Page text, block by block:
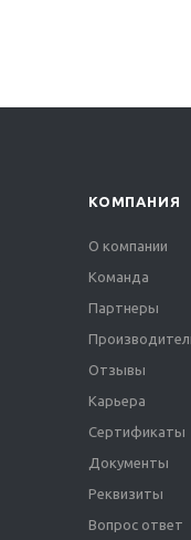
КОМПАНИЯ
О компании
Команда
Партнеры
Отзывы
Карьера
Сертификаты
Документы
Реквизиты
Вопрос ответ